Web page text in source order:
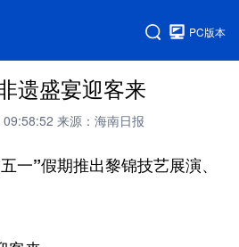
PC版本
遗盛宴迎客来
来源：海南日报
一”假期推出黎锦技艺展演、